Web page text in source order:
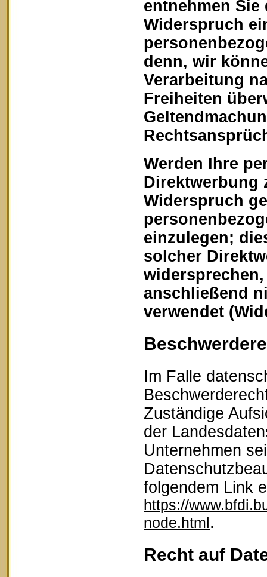
entnehmen
Widerspruch
denn, wir
Verarbeitung
Freiheiten
Werden Ihre
Direktwerbung
Widerspruch
einzulegen;
solcher
anschließend
verwendet
Im Falle
Zuständige
der
Unternehmen
folgendem Link
https://
node.html.
Recht auf